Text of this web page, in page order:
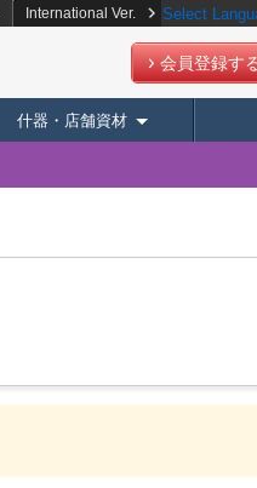
International Ver. Select
会員登録す
什器・店舗資材